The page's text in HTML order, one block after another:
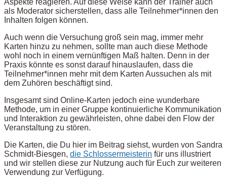
Aspekte reagieren. Auf diese Weise kann der Trainer auch
als Moderator sicherstellen, dass alle Teilnehmer*innen den
Inhalten folgen können.
Auch wenn die Versuchung groß sein mag, immer mehr
Karten hinzu zu nehmen, sollte man auch diese Methode
wohl noch in einem vernünftigen Maß halten. Denn in der
Praxis könnte es sonst darauf hinauslaufen, dass die
Teilnehmer*innen mehr mit dem Karten Aussuchen als mit
dem Zuhören beschäftigt sind.
Insgesamt sind Online-Karten jedoch eine wunderbare
Methode, um in einer Gruppe kontinuierliche Kommunikation
und Interaktion zu gewährleisten, ohne dabei den Flow der
Veranstaltung zu stören.
Die Karten, die Du hier im Beitrag siehst, wurden von Sandra
Schmidt-Biesgen, die Schlossermeisterin für uns illustriert
und wir stellen diese zur Nutzung auch für Euch zur weiteren
Verwendung zur Verfügung.